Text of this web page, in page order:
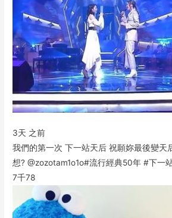
3天 之前
我們的第一次 下一站天后 祝願妳最後變天
想? @zozotam1o1o#流行經典50年 #下一
7千78